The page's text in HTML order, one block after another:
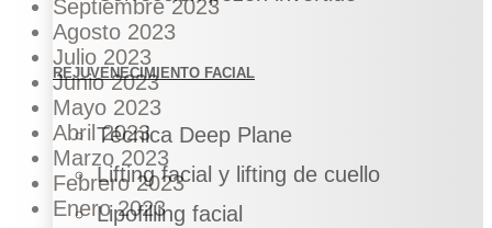
REJUVENECIMIENTO FACIAL
Técnica Deep Plane
Lifting facial y lifting de cuello
Lipofilling facial
Septiembre 2023
Agosto 2023
Julio 2023
Junio 2023
Mayo 2023
Abril 2023
Marzo 2023
Febrero 2023
Enero 2023